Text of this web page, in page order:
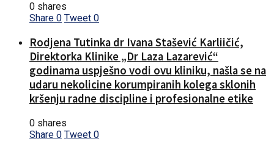
0 shares
Share 0 Tweet 0
Rodjena Tutinka dr Ivana Stašević Karliičić,
Direktorka Klinike „Dr Laza Lazarević“
godinama uspješno vodi ovu kliniku, našla se na
udaru nekolicine korumpiranih kolega sklonih
kršenju radne discipline i profesionalne etike
0 shares
Share 0 Tweet 0